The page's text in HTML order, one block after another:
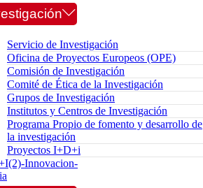
Servicio de Investigación
Oficina de Proyectos Europeos (OPE)
Comisión de Investigación
Comité de Ética de la Investigación
Grupos de Investigación
Institutos y Centros de Investigación
Programa Propio de fomento y desarrollo de
la investigación
Proyectos I+D+i
Innovacion-